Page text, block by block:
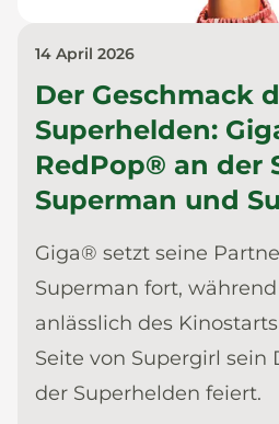
14 April 2026
Der Geschmack
Superhelden:
RedPop® an der
Superman und
Giga® setzt seine
Superman fort,
anlässlich des
Seite von Supergirl sein
der Superhelden feiert.